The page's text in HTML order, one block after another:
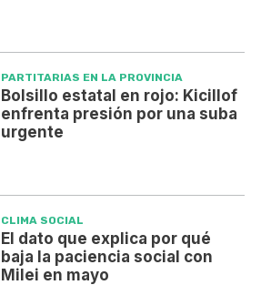
PARTITARIAS EN LA PROVINCIA
Bolsillo estatal en rojo: Kicillof
enfrenta presión por una suba
urgente
CLIMA SOCIAL
El dato que explica por qué
baja la paciencia social con
Milei en mayo